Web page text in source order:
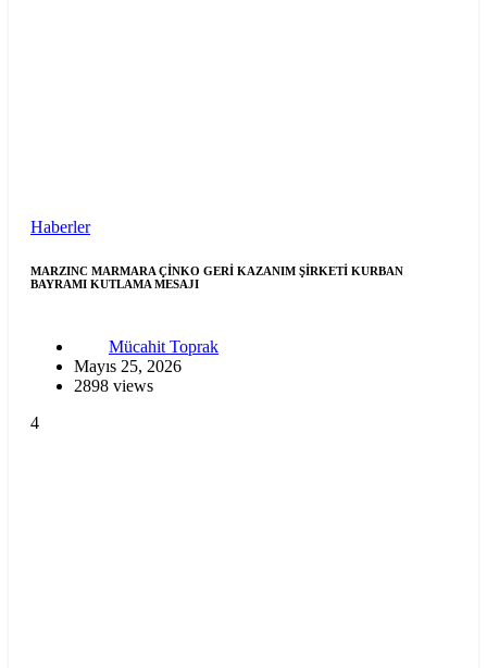
Haberler
MARZINC MARMARA ÇİNKO GERİ KAZANIM ŞİRKETİ KURBAN
BAYRAMI KUTLAMA MESAJI
Mücahit Toprak
Mayıs 25, 2026
2898 views
4